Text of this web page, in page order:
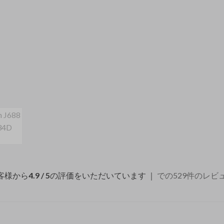
から4.9 / 5の評価をいただいています ｜ での529件のレビ